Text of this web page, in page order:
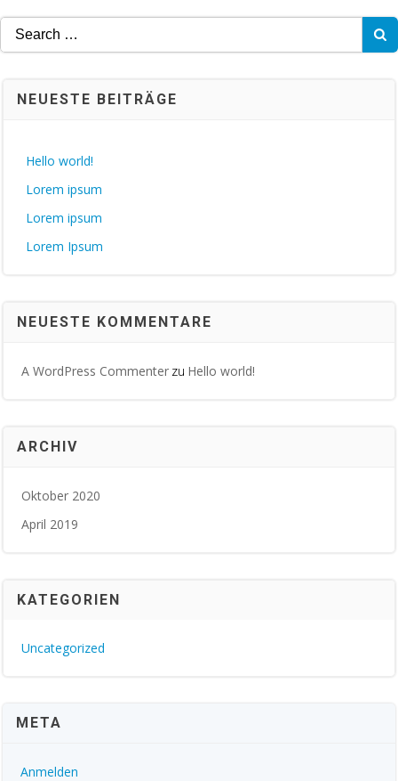
Search
for:
NEUESTE BEITRÄGE
Hello world!
Lorem ipsum
Lorem ipsum
Lorem Ipsum
NEUESTE KOMMENTARE
A WordPress Commenter zu Hello world!
ARCHIV
Oktober 2020
April 2019
KATEGORIEN
Uncategorized
META
Anmelden